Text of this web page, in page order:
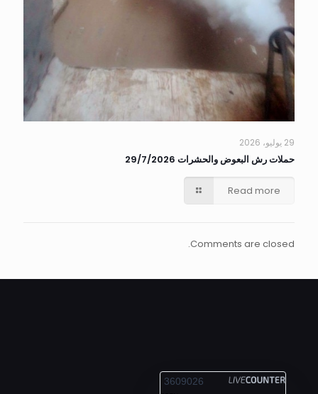
29 يوليو، 2026
حملات رش البعوض والحشرات 29/7/2026
Read more
Comments are closed.
3609026